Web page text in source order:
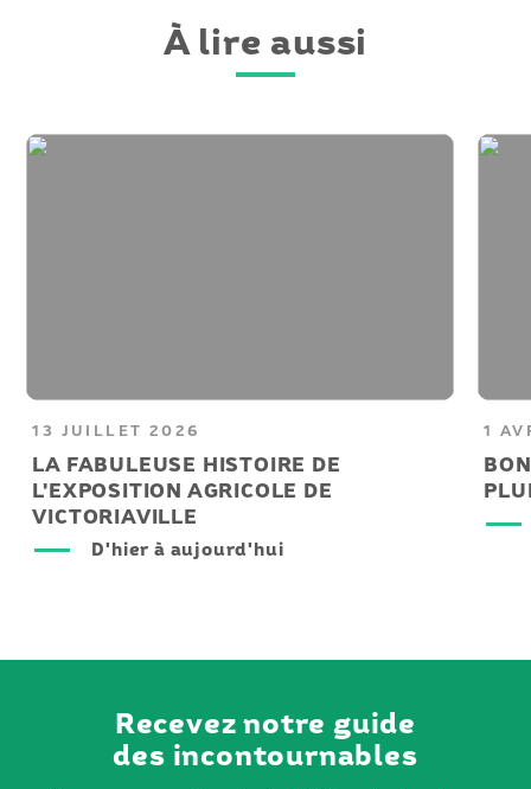
À lire aussi
13 JUILLET 2026
LA FABULEUSE HISTOIRE DE
L'EXPOSITION AGRICOLE DE
VICTORIAVILLE
D'hier à aujourd'hui
1
Recevez notre guide
des incontournables